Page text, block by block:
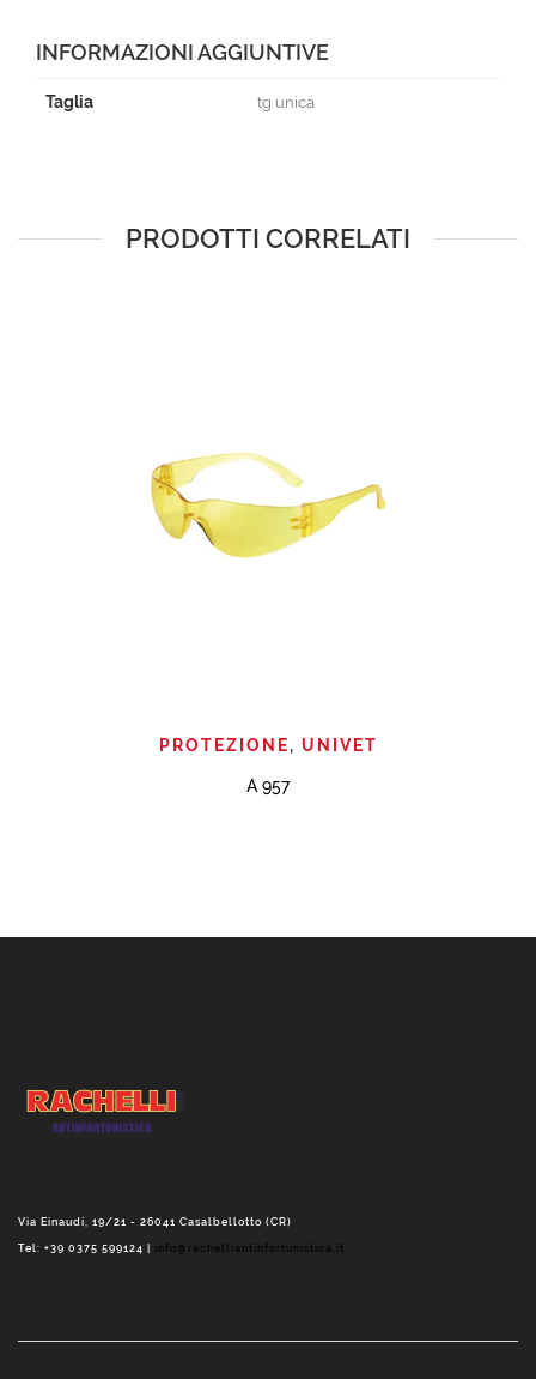
INFORMAZIONI AGGIUNTIVE
Taglia tg unica
PRODOTTI CORRELATI
PROTEZIONE, UNIVET
A 957
Via Einaudi, 19/21 - 26041 Casalbellotto (CR)
Tel: +39 0375 599124 | info@rachelliantinfortunistica.it